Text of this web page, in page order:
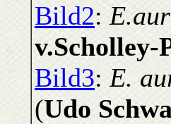
Bild2:
v.Scholley-
Bild3: E.
(Udo